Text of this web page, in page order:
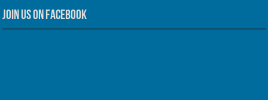
Join us on Facebook